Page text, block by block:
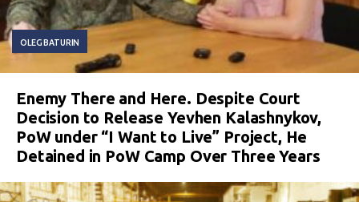
OLEG BATURIN
Enemy There and Here. Despite Court
Decision to Release Yevhen Kalashnykov,
PoW under “I Want to Live” Project, He
Detained in PoW Camp Over Three Years